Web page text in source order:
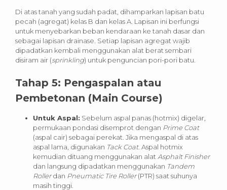
Di atas tanah yang sudah padat, dihamparkan lapisan batu
pecah (agregat) kelas B dan kelas A. Lapisan ini berfungsi
untuk menyebarkan beban kendaraan ke tanah dasar dan
sebagai lapisan drainase. Setiap lapisan agregat wajib
dipadatkan kembali menggunakan alat berat sembari
disiram air (sprinkling) untuk penguncian pori-pori batu.
Tahap 5: Pengaspalan atau
Pembetonan (Main Course)
Untuk Aspal: Sebelum aspal panas (hotmix) digelar,
permukaan pondasi disemprot dengan Prime Coat
(aspal cair) sebagai perekat. Jika mengaspal di atas
aspal lama, digunakan Tack Coat. Aspal hotmix
kemudian dituang menggunakan alat Asphalt Finisher
dan langsung dipadatkan menggunakan Tandem
Rollerdan Pneumatic Tire Roller(PTR) saat suhunya
masih tinggi.